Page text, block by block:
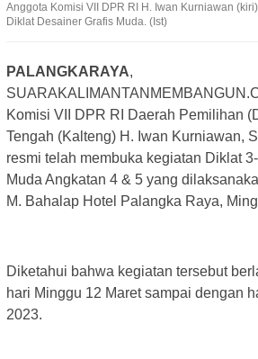
Anggota Komisi VII DPR RI H. Iwan Kurniawan
Diklat Desainer Grafis Muda. (Ist)
PALANGKARAYA,
Komisi VII DPR RI Daerah Pemilihan
Tengah (Kalteng) H. Iwan Kurniawan,
resmi telah membuka kegiatan Diklat
Muda Angkatan 4 & 5 yang
M. Bahalap Hotel Palangka Raya,
Diketahui bahwa kegiatan tersebut
hari Minggu 12 Maret sampai dengan
2023.